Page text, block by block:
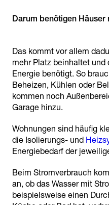
Darum benötigen Häuser
Das kommt vor allem
mehr Platz beinhaltet
Energie benötigt. So
Beheizen, Kühlen oder
kommen noch
Garage hinzu.
Wohnungen sind häufig
die Isolierungs- und
Energiebedarf der
Beim Stromverbrauch
an, ob das Wasser mit
beispielsweise einen